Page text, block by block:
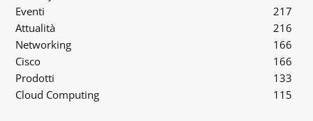
Eventi
217
Attualità
216
Networking
166
Cisco
166
Prodotti
133
Cloud Computing
115